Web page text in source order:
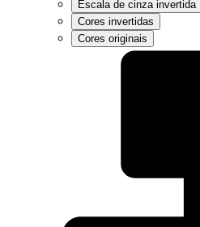
Escala de cinza invertida
Cores invertidas
Cores originais